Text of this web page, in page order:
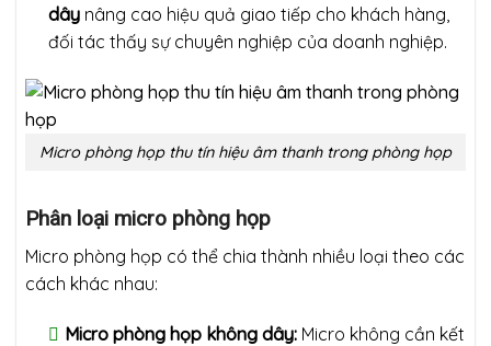
dâynâng cao hiệu quả giao tiếp cho khách hàng,
đối tác thấy sự chuyên nghiệp của doanh nghiệp.
Micro phòng họp thu tín hiệu âm thanh trong phòng họp
Phân loại micro phòng họp
Micro phòng họp có thể chia thành nhiều loại theo các
cách khác nhau:
Micro phòng họp không dây:Micro không cần kết